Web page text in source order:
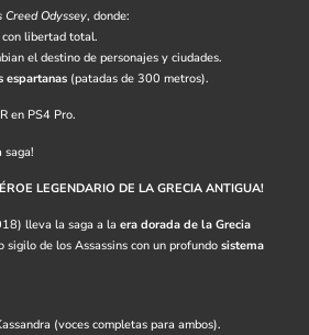
Creed Odyssey, donde:
libertad total.
el destino de personajes y ciudades.
espartanas(patadas de 300 metros).
en PS4 Pro.
saga!
LEGENDARIO DE LA GRECIA ANTIGUA!
lleva la saga a la era dorada de la Grecia
sigilo de los Assassins con un profundo sistema
(voces completas para ambos).